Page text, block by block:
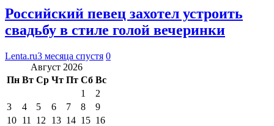
Российский певец захотел устроить
свадьбу в стиле голой вечеринки
Lenta.ru3 месяца спустя 0
Август 2026
Пн Вт Ср Чт Пт Сб Вс
1
2
3
4 5 6 7 8
9
10 11 12 13 14 15 16